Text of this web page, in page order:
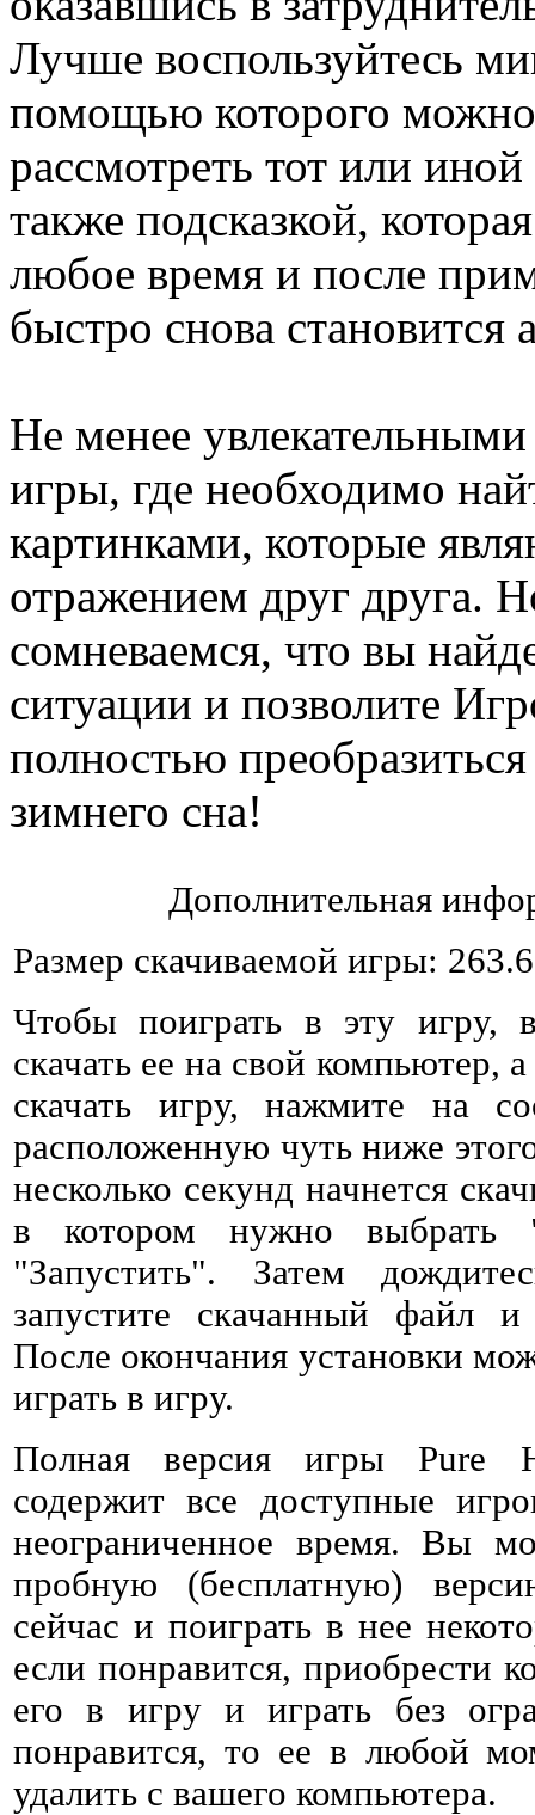
Лучше воспользуйтесь
помощью которого можно
рассмотреть тот или
также подсказкой,
любое время и после
быстро снова становится
Не менее
игры, где необходимо
картинками, которые
отражением друг друга.
сомневаемся, что вы
ситуации и позволите
полностью
зимнего сна!
Дополнительная
Размер скачиваемой игры:
Чтобы поиграть в эту игру,
скачать ее на свой компьютер,
скачать игру, нажмите на
расположенную чуть ниже
несколько секунд начнется
в котором нужно выбрать
"Запустить". Затем
запустите скачанный файл и
После окончания установки
играть в игру.
Полная версия игры Pure
содержит все доступные
неограниченное время. Вы
пробную (бесплатную)
сейчас и поиграть в нее
если понравится, приобрести
его в игру и играть без
понравится, то ее в любой
удалить с вашего компьютера.